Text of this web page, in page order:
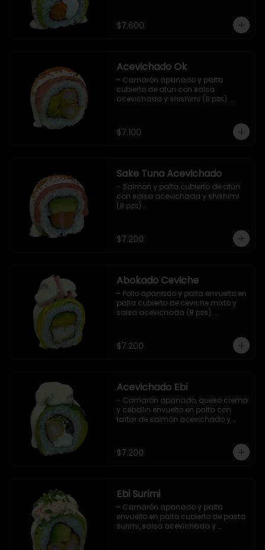
$7.600
Acevichado Ok
- Camarón apanado y palta
cubierto de atún con salsa
acevichada y shishimi (8 pzs).
$7.100
Sake Tuna Acevichado
- Salmon y palta cubierto de atún
con salsa acevichada y shishimi
(8 pzs).
$7.200
Abokado Ceviche
- Pollo apanado y palta envuelto en
palta cubierto de ceviche mixto y
salsa acevichada (8 pzs).
$7.200
Acevichado Ebi
- Camarón apanado, queso crema
y cebollin envuelto en palta con
tartar de salmón acevichado y
$7.200
Ebi Surimi
- Camarón apanado y palta
envuelto en palta cubierto de pasta
surimi, salsa acevichada y